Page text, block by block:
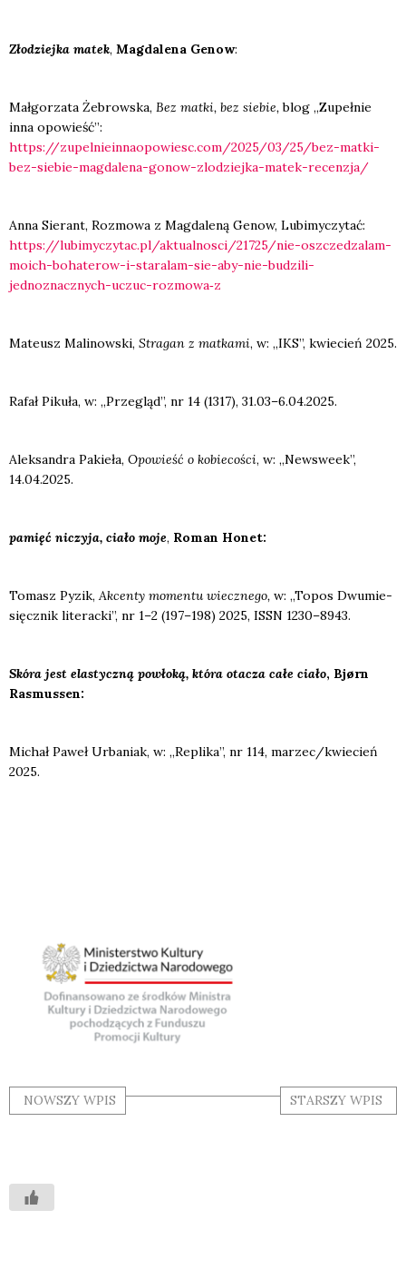
Zło­dziej­ka matek, Mag­da­le­na Genow:
Mał­go­rza­ta Żebrow­ska, Bez mat­ki, bez sie­bie,blog „Zupeł­nie
inna opo­wieść”:
https://zupelnieinnaopowiesc.com/2025/03/25/bez-matki-
bez-siebie-magdalena-gonow-zlodziejka-matek-recenzja/
Anna Sie­rant, Roz­mo­wa z Mag­da­le­ną Genow, Lubi­my­czy­tać:
https://lubimyczytac.pl/aktualnosci/21725/nie-oszczedzalam-
moich-bohaterow-i-staralam-sie-aby-nie-budzili-
jednoznacznych-uczuc-rozmowa‑z
Mate­usz Mali­now­ski, Stra­gan z mat­ka­mi, w: „IKS”, kwie­cień 2025.
Rafał Piku­ła, w: „Prze­gląd”, nr 14 (1317), 31.03–6.04.2025.
Alek­san­dra Pakie­ła, Opo­wieść o kobie­co­ści, w: „New­swe­ek”,
14.04.2025.
pamięć niczy­ja, cia­ło moje, Roman Honet:
Tomasz Pyzik, Akcen­ty momen­tu wiecz­ne­go, w: „Topos Dwu­mie­
sięcz­nik lite­rac­ki”, nr 1–2 (197–198) 2025, ISSN 1230–8943.
Skóra jest ela­stycz­ną powło­ką, która ota­cza całe ciało, Bjørn
Rasmus­sen:
Michał Paweł Urba­niak, w: „Repli­ka”, nr 114, marzec/kwiecień
2025.
NOWSZY WPIS STARSZY WPIS